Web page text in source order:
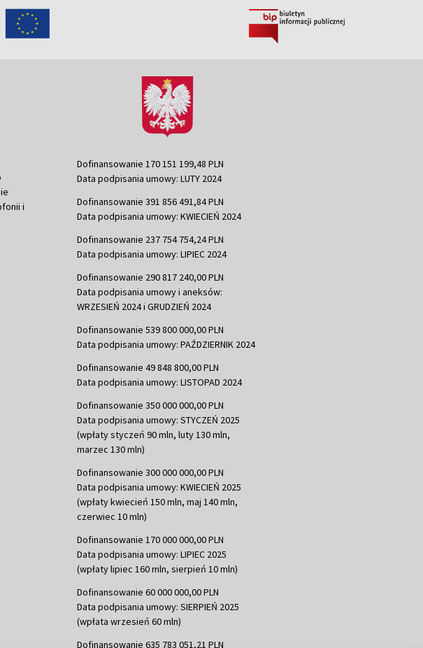
i
Dofinansowanie 170 151 199,48 PLN
Data podpisania umowy: LUTY 2024
Dofinansowanie 391 856 491,84 PLN
Data podpisania umowy: KWIECIEŃ 2024
Dofinansowanie 237 754 754,24 PLN
Data podpisania umowy: LIPIEC 2024
Dofinansowanie 290 817 240,00 PLN
Data podpisania umowy i aneksów:
WRZESIEŃ 2024 i GRUDZIEŃ 2024
Dofinansowanie 539 800 000,00 PLN
Data podpisania umowy: PAŹDZIERNIK 2024
Dofinansowanie 49 848 800,00 PLN
Data podpisania umowy: LISTOPAD 2024
Dofinansowanie 350 000 000,00 PLN
Data podpisania umowy: STYCZEŃ 2025
(wpłaty styczeń 90 mln, luty 130 mln,
marzec 130 mln)
Dofinansowanie 300 000 000,00 PLN
Data podpisania umowy: KWIECIEŃ 2025
(wpłaty kwiecień 150 mln, maj 140 mln,
czerwiec 10 mln)
Dofinansowanie 170 000 000,00 PLN
Data podpisania umowy: LIPIEC 2025
(wpłaty lipiec 160 mln, sierpień 10 mln)
Dofinansowanie 60 000 000,00 PLN
Data podpisania umowy: SIERPIEŃ 2025
(wpłata wrzesień 60 mln)
Dofinansowanie 635 783 051,21 PLN